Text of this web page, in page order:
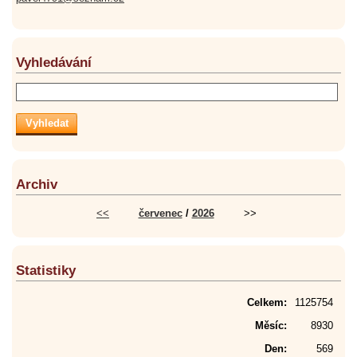
Vyhledávání
Archiv
<< červenec/ 2026 >>
Statistiky
Celkem:
1125754
Měsíc:
8930
Den:
569